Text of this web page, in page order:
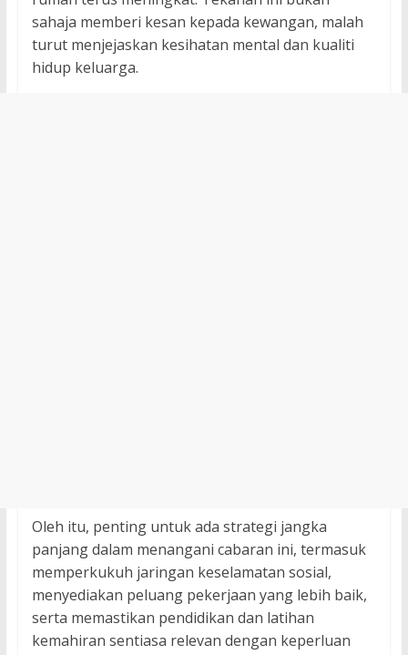
sahaja memberi kesan kepada kewangan, malah
turut menjejaskan kesihatan mental dan kualiti
hidup keluarga.
Oleh itu, penting untuk ada strategi jangka
panjang dalam menangani cabaran ini, termasuk
memperkukuh jaringan keselamatan sosial,
menyediakan peluang pekerjaan yang lebih baik,
serta memastikan pendidikan dan latihan
kemahiran sentiasa relevan dengan keperluan